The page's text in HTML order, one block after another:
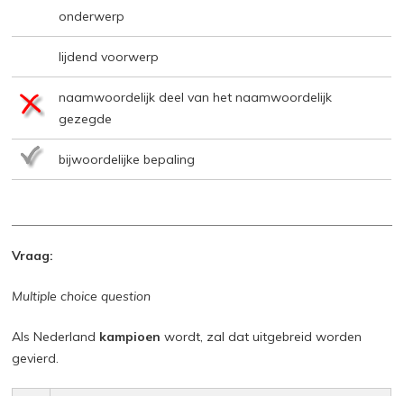
onderwerp
lijdend voorwerp
naamwoordelijk deel van het naamwoordelijk
gezegde
bijwoordelijke bepaling
Vraag:
Multiple choice question
Als Nederland kampioen wordt, zal dat uitgebreid worden
gevierd.